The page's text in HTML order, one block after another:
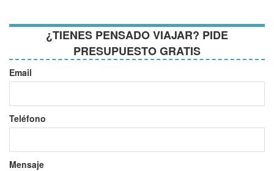
¿TIENES PENSADO VIAJAR? PIDE
PRESUPUESTO GRATIS
Email
Teléfono
Mensaje